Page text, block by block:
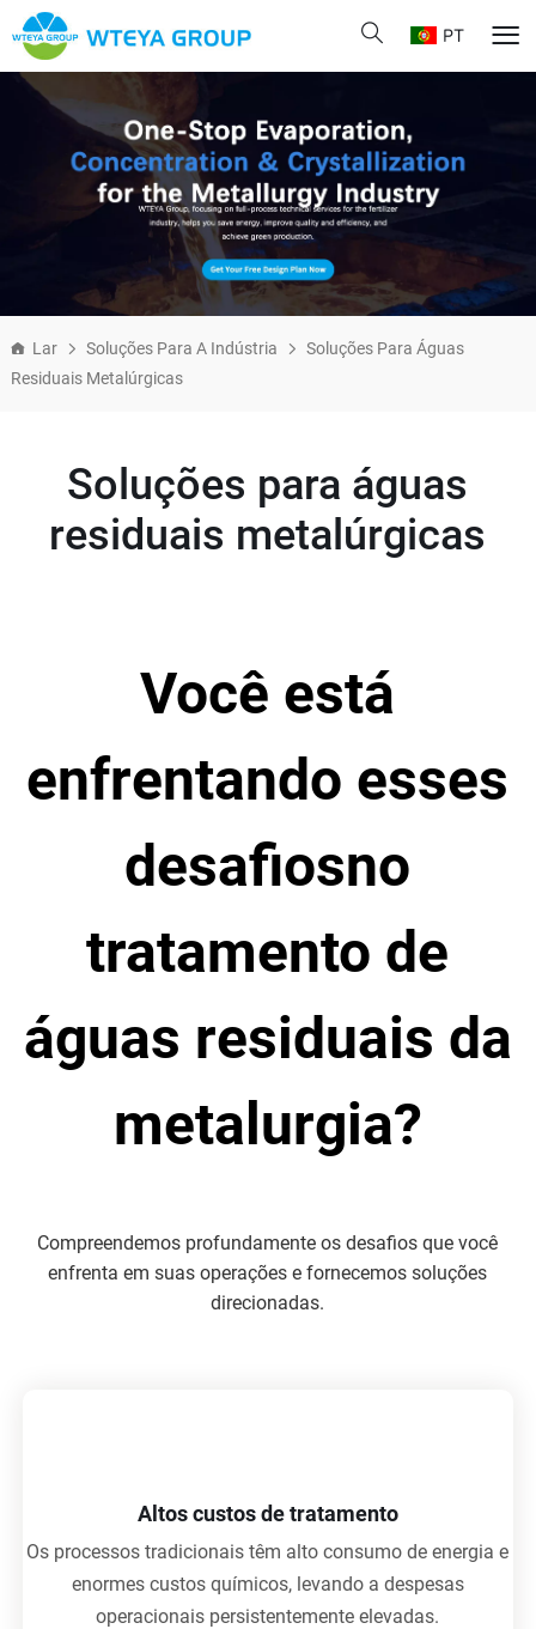
PT
Lar Soluções Para A Indústria
Soluções Para Águas
Residuais Metalúrgicas
Soluções para águas
residuais metalúrgicas
Você está
enfrentando esses
desafiosno
tratamento de
águas residuais da
metalurgia?
Compreendemos profundamente os desafios que você
enfrenta em suas operações e fornecemos soluções
direcionadas.
Altos custos de tratamento
Os processos tradicionais têm alto consumo de energia e
enormes custos químicos, levando a despesas
operacionais persistentemente elevadas.